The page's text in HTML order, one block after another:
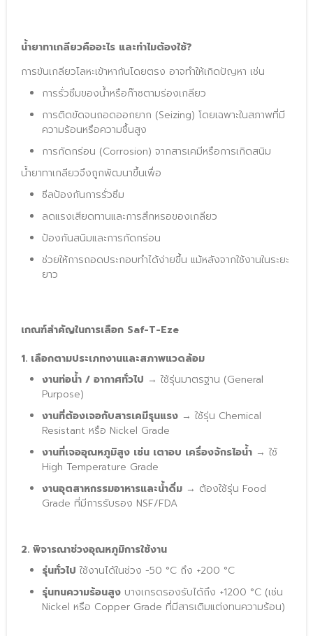
น้ำยาทาเกลียวคืออะไร และทำไมต้องใช้?
การขันเกลียวโลหะเข้าหากันโดยตรง อาจทำให้เกิดปัญหา เช่น
การรั่วซึมของน้ำหรือก๊าซตามร่องเกลียว
การติดขัดจนถอดออกยาก (Seizing) โดยเฉพาะในสภาพที่มี
ความร้อนหรือความชื้นสูง
การกัดกร่อน (Corrosion) จากสารเคมีหรือการเกิดสนิม
น้ำยาทาเกลียวจึงถูกพัฒนาขึ้นเพื่อ
ซีลป้องกันการรั่วซึม
ลดแรงเสียดทานและการสึกหรอของเกลียว
ป้องกันสนิมและการกัดกร่อน
ช่วยให้การถอดประกอบทำได้ง่ายขึ้น แม้หลังจากใช้งานในระยะ
ยาว
เกณฑ์สำคัญในการเลือก Saf-T-Eze
1. เลือกตามประเภทงานและสภาพแวดล้อม
งานท่อน้ำ / อากาศทั่วไป → ใช้รุ่นมาตรฐาน (General
Purpose)
งานที่ต้องเจอกับสารเคมีรุนแรง → ใช้รุ่น Chemical
Resistant หรือ Nickel Grade
งานที่เจออุณหภูมิสูง เช่น เตาอบ เครื่องจักรไอน้ำ → ใช้
High Temperature Grade
งานอุตสาหกรรมอาหารและน้ำดื่ม → ต้องใช้รุ่น Food
Grade ที่มีการรับรอง NSF/FDA
2. พิจารณาช่วงอุณหภูมิการใช้งาน
รุ่นทั่วไป ใช้งานได้ในช่วง -50 °C ถึง +200 °C
รุ่นทนความร้อนสูง บางเกรดรองรับได้ถึง +1200 °C (เช่น
Nickel หรือ Copper Grade ที่มีสารเติมแต่งทนความร้อน)